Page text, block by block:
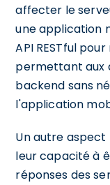
affecter le
une application
API RESTful
permettant aux
backend sans
l'application
Un autre aspect
leur capacité à
réponses des